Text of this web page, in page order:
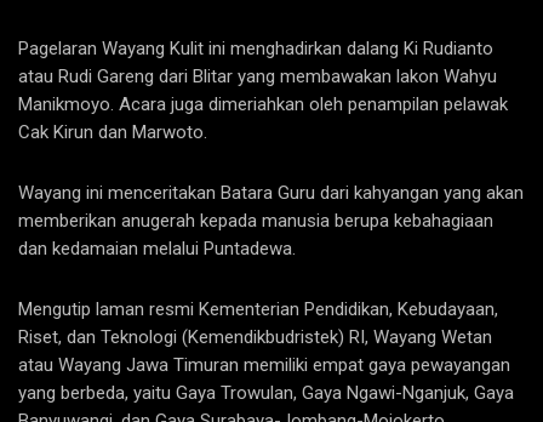
Pagelaran Wayang Kulit ini menghadirkan dalang Ki Rudianto
atau Rudi Gareng dari Blitar yang membawakan lakon Wahyu
Manikmoyo. Acara juga dimeriahkan oleh penampilan pelawak
Cak Kirun dan Marwoto.
Wayang ini menceritakan Batara Guru dari kahyangan yang akan
memberikan anugerah kepada manusia berupa kebahagiaan
dan kedamaian melalui Puntadewa.
Mengutip laman resmi Kementerian Pendidikan, Kebudayaan,
Riset, dan Teknologi (Kemendikbudristek) RI, Wayang Wetan
atau Wayang Jawa Timuran memiliki empat gaya pewayangan
yang berbeda, yaitu Gaya Trowulan, Gaya Ngawi-Nganjuk, Gaya